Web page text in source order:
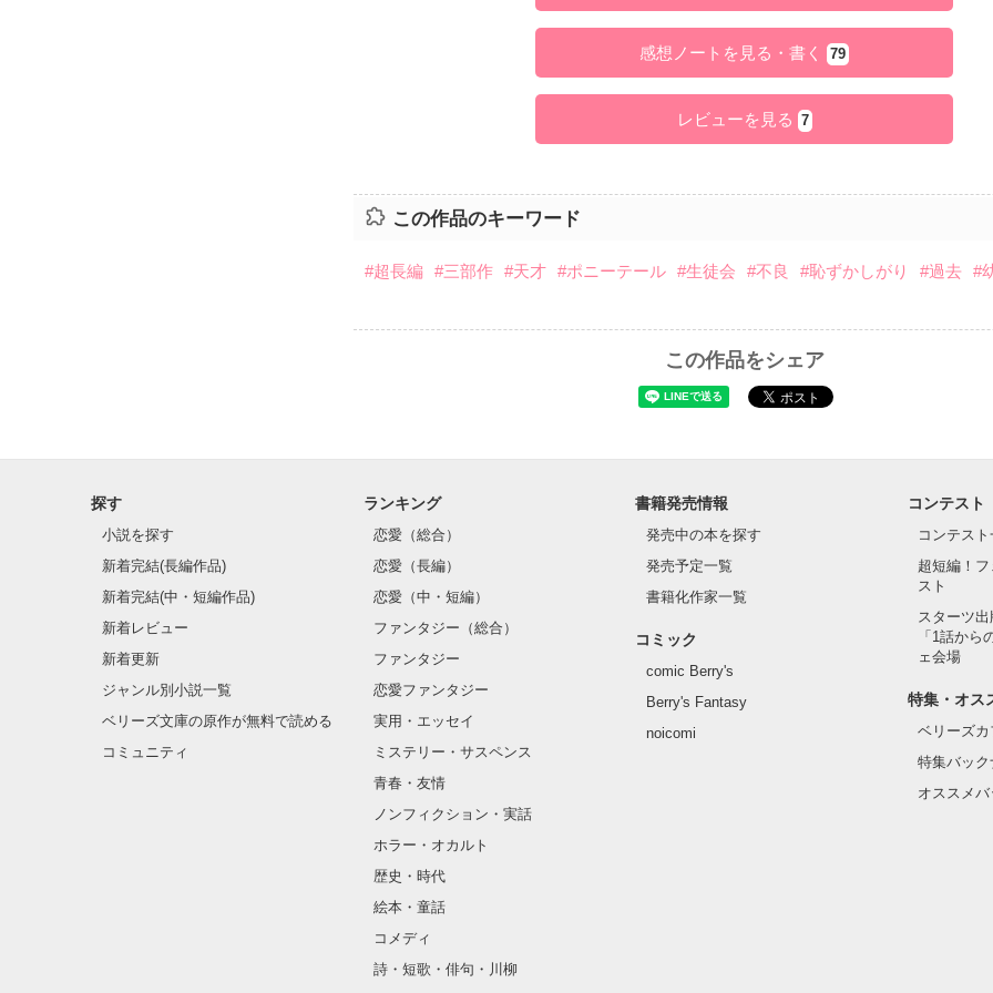
感想ノートを見る・書く 79
レビューを見る 7
この作品のキーワード
#超長編 #三部作 #天才 #ポニーテール #生徒会 #不良 #恥ずかしがり #過去 #
この作品をシェア
探す
小説を探す
新着完結(長編作品)
新着完結(中・短編作品)
新着レビュー
新着更新
ジャンル別小説一覧
ベリーズ文庫の原作が無料で読める
コミュニティ
ランキング
恋愛（総合）
恋愛（長編）
恋愛（中・短編）
ファンタジー（総合）
ファンタジー
恋愛ファンタジー
実用・エッセイ
ミステリー・サスペンス
青春・友情
ノンフィクション・実話
ホラー・オカルト
歴史・時代
絵本・童話
コメディ
詩・短歌・俳句・川柳
書籍発売情報
発売中の本を探す
発売予定一覧
書籍化作家一覧
コミック
comic Berry's
Berry's Fantasy
noicomi
コンテスト
コンテスト
超短編！
スト
スターツ
「1話から
ェ会場
特集・オス
ベリーズ
特集バック
オススメ